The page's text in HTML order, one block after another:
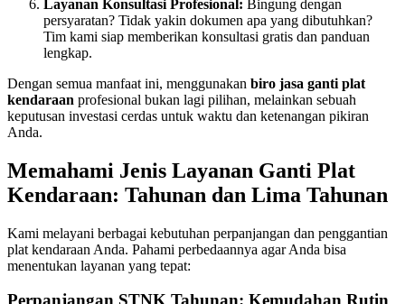
Layanan Konsultasi Profesional: Bingung dengan
persyaratan? Tidak yakin dokumen apa yang dibutuhkan?
Tim kami siap memberikan konsultasi gratis dan panduan
lengkap.
Dengan semua manfaat ini, menggunakan biro jasa ganti plat
kendaraan profesional bukan lagi pilihan, melainkan sebuah
keputusan investasi cerdas untuk waktu dan ketenangan pikiran
Anda.
Memahami Jenis Layanan Ganti Plat
Kendaraan: Tahunan dan Lima Tahunan
Kami melayani berbagai kebutuhan perpanjangan dan penggantian
plat kendaraan Anda. Pahami perbedaannya agar Anda bisa
menentukan layanan yang tepat: